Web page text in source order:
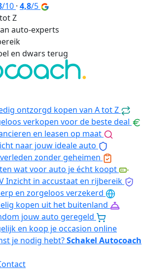
/10 · 4,8/5
Z
auto-experts
en dwars terug
ontzorgd kopen van A tot Z
verkopen voor de beste deal
en leasen op maat
naar jouw ideale auto
zonder geheimen
wat voor auto je écht koopt
Inzicht in accustaat en rijbereik
en zorgeloos verzekerd
kopen uit het buitenland
jouw auto geregeld
en koop je occasion online
je nodig hebt?Schakel Autocoach